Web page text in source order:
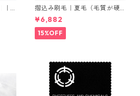
｜5
ニ
摺込み刷毛｜夏毛（毛質が硬
い）1分｜16本入り＊1セット
¥6,882
15%OFF